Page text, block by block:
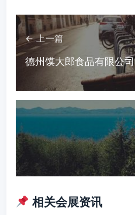
← 上一篇
德州馍大郎食品有限公司
相关会展资讯